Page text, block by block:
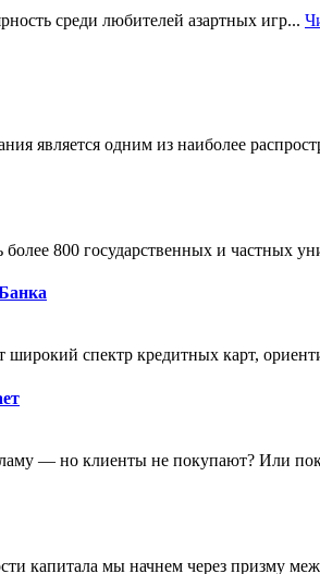
среди любителей азартных игр...
является одним из наиболее
800 государственных и частных
спектр кредитных карт,
— но клиенты не покупают? Или
капитала мы начнем через призму